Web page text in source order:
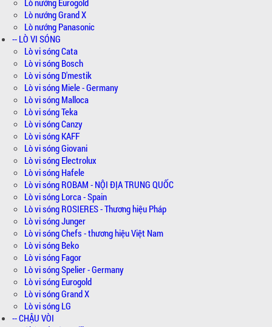
Lò nướng Grand X
Lò nướng Panasonic
-- LÒ VI SÓNG
Lò vi sóng Cata
Lò vi sóng Bosch
Lò vi sóng D'mestik
Lò vi sóng Miele - Germany
Lò vi sóng Malloca
Lò vi sóng Teka
Lò vi sóng Canzy
Lò vi sóng KAFF
Lò vi sóng Giovani
Lò vi sóng Electrolux
Lò vi sóng Hafele
Lò vi sóng ROBAM - NỘI ĐỊA TRUNG QUỐC
Lò vi sóng Lorca - Spain
Lò vi sóng ROSIERES - Thương hiệu Pháp
Lò vi sóng Junger
Lò vi sóng Chefs - thương hiệu Việt Nam
Lò vi sóng Beko
Lò vi sóng Fagor
Lò vi sóng Spelier - Germany
Lò vi sóng Eurogold
Lò vi sóng Grand X
Lò vi sóng LG
-- CHẬU VÒI